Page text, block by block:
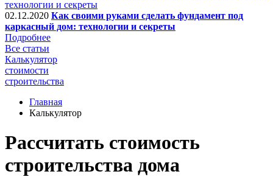
02.12.2020 Как своими руками сделать фундамент под
каркасный дом: технологии и секреты
Подробнее
Все статьи
Калькулятор
стоимости
строительства
Главная
Калькулятор
Рассчитать стоимость
строительства дома